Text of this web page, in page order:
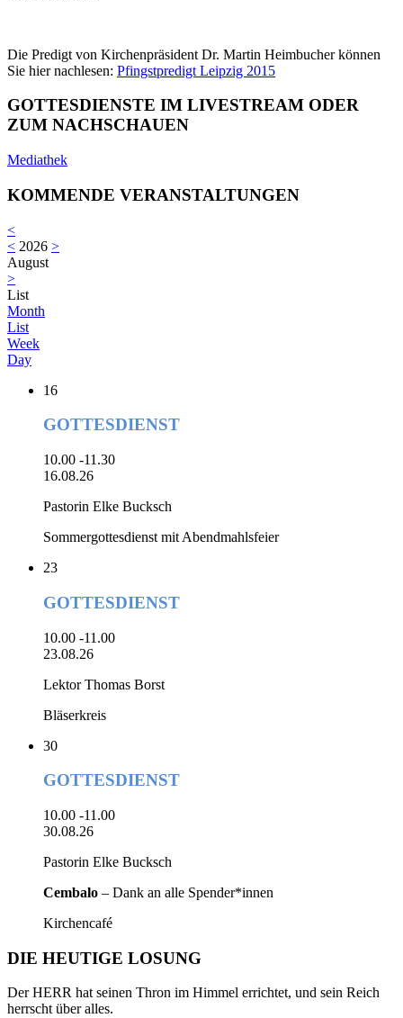
Die Predigt von Kirchenpräsident Dr. Martin Heimbucher können
Sie hier nachlesen: Pfingstpredigt Leipzig 2015
GOTTESDIENSTE IM LIVESTREAM ODER
ZUM NACHSCHAUEN
Mediathek
KOMMENDE VERANSTALTUNGEN
<
< 2026 >
August
>
List
Month
List
Week
Day
16
GOTTESDIENST
10.00 -11.30
16.08.26
Pastorin Elke Bucksch
Sommergottesdienst mit Abendmahlsfeier
23
GOTTESDIENST
10.00 -11.00
23.08.26
Lektor Thomas Borst
Bläserkreis
30
GOTTESDIENST
10.00 -11.00
30.08.26
Pastorin Elke Bucksch
Cembalo – Dank an alle Spender*innen
Kirchencafé
DIE HEUTIGE LOSUNG
Der HERR hat seinen Thron im Himmel errichtet, und sein Reich
herrscht über alles.